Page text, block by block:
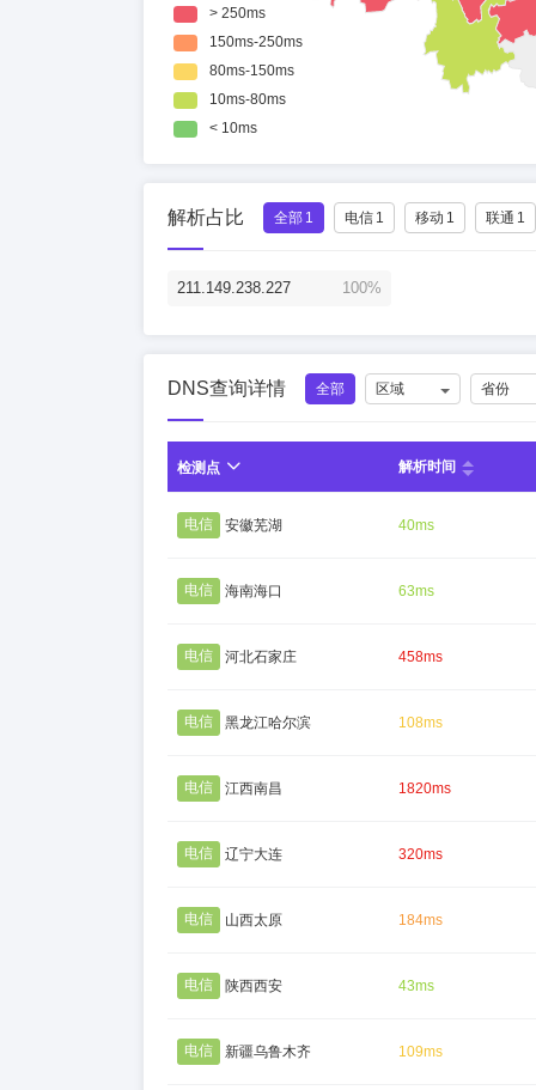
解析占比 全部 1 电信 1 移动 1 联通 1
211.149.238.227 100%
DNS查询详情 全部 区域 省份
检测点 解析时间
电信 安徽芜湖 40ms
电信 海南海口 63ms
电信 河北石家庄 458ms
电信 黑龙江哈尔滨 108ms
电信 江西南昌 1820ms
电信 辽宁大连 320ms
电信 山西太原 184ms
电信 陕西西安 43ms
电信 新疆乌鲁木齐 109ms